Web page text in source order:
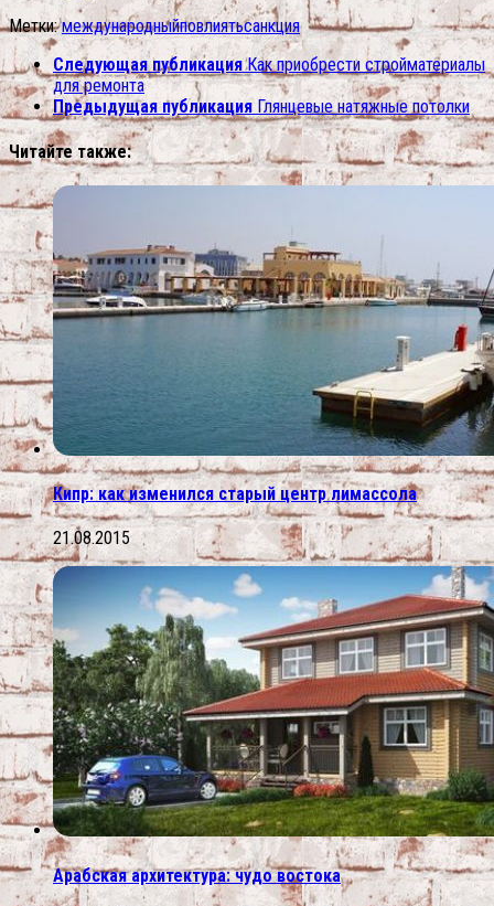
Метки: международныйповлиятьсанкция
Следующая публикация Как приобрести стройматериалы
для ремонта
Предыдущая публикация Глянцевые натяжные потолки
Читайте также:
Кипр: как изменился старый центр лимассола
21.08.2015
Арабская архитектура: чудо востока